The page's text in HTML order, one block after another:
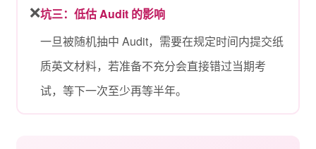
❌坑三：低估 Audit 的影响
一旦被随机抽中 Audit，需要在规定时间内提交纸
质英文材料，若准备不充分会直接错过当期考
试，等下一次至少再等半年。